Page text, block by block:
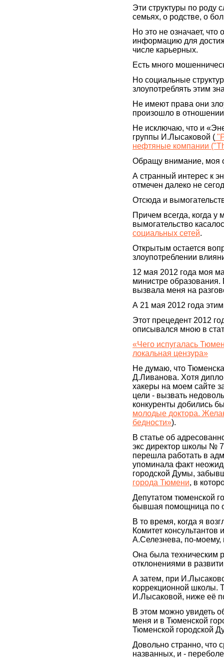
Эти структуры по роду
семьях, о родстве, о
Но это не означает, что
информацию для
числе карьерных.
Есть много
Но социальные
злоупотреблять этим
Не имеют права они
произошло в
Не исключаю, что и
группы И.Лысаковой (
нефтяные компании
Обращу внимание, моя
А странный интерес к
отмечен далеко не
Отсюда и
Причем всегда, когда
вымогательство
социальных сетей.
Открытым остается
злоупотреблении
12 мая 2012 года моя
министре
вызвала меня на
А 21 мая 2012 года
Этот прецедент 2012
описывался мною в
«Чего испугалась
локальная цензура»
Не думаю, что
Д.Ливанова. Хотя
хакеры на моем сайте
цели - вызвать
конкуренты добились
молодые доктора.
бедности»).
В статье об
экс директор школы №
перешла работать в
упоминала факт
городской Думы,
города Тюмени, в
Депутатом тюменской
бывшая помощница по
В то время, когда я
Комитет
А.Селезнева, по-
Она была техническим
отклонениями в
А затем, при
коррекционной школы.
И.Лысаковой, ниже её
В этом можно увидеть
меня и в Тюменской
Тюменской городской
Довольно странно, что
названных, и -